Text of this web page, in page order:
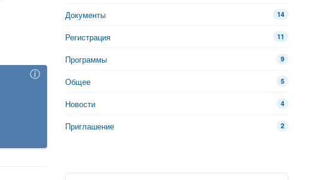
Документы 14
Регистрация 11
Программы 9
Общее 5
Новости 4
Приглашение 2